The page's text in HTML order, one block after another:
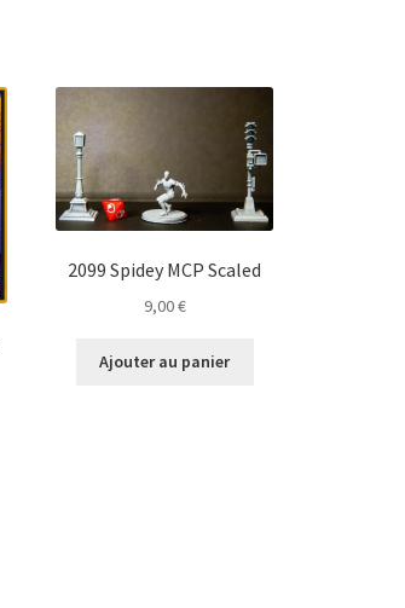
2099 Spidey MCP Scaled
9,00€
Ajouter au panier